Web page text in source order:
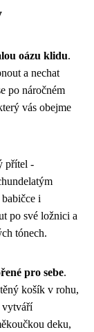
oázu klidu.
a nechat
po náročném
vás obejme
přítel -
i
po své ložnici a
tónech.
pro sebe.
košík v rohu,
vytváří
deku,